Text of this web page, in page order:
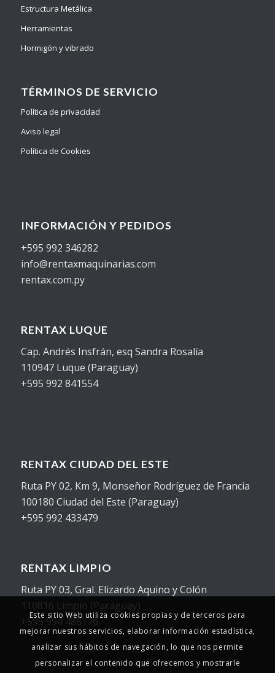
Estructura Metálica
Herramientas
Hormigón y vibrado
TÉRMINOS DE SERVICIO
Política de privacidad
Aviso legal
Política de Cookies
INFORMACIÓN Y PEDIDOS
+595 992 346282
info@rentaxmaquinarias.com
rentax.com.py
RENTAX LUQUE
Cap. Andrés Insfrán, esq Sandra Rosalía
110947 Luque (Paraguay)
+595 992 841554
RENTAX CIUDAD DEL ESTE
Ruta PY 02, Km 9, Monseñor Rodríguez de Francia
100180 Ciudad del Este (Paraguay)
+595 992 433479
RENTAX LIMPIO
Ruta PY 03, Gral. Elizardo Aquino y Colón
110816 Limpio (Paraguay)
+595 994 488176
Este sitio Web utiliza cookies propias y de terceros para
mejorar nuestros servicios, elaborar información estadística,
analizar sus hábitos de navegación, lo que nos permite
personalizar el contenido que ofrecemos y mostrarle